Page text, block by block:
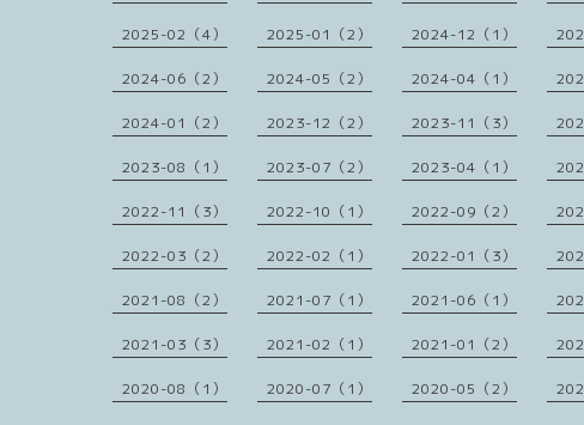
2025-02（4） 2025-01（2） 2024-12（1）
2024-06（2） 2024-05（2） 2024-04（1）
2024-01（2） 2023-12（2） 2023-11（3）
2023-08（1） 2023-07（2） 2023-04（1）
2022-11（3） 2022-10（1） 2022-09（2）
2022-03（2） 2022-02（1） 2022-01（3）
2021-08（2） 2021-07（1） 2021-06（1）
2021-03（3） 2021-02（1） 2021-01（2）
2020-08（1） 2020-07（1） 2020-05（2）